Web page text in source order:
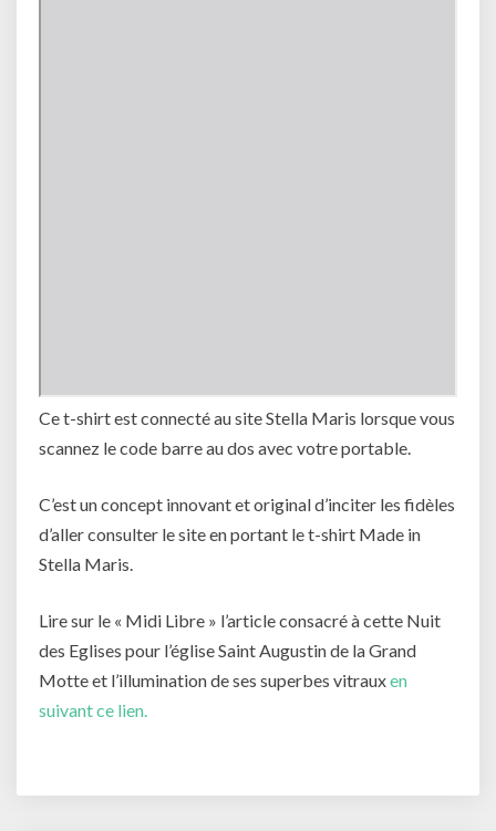
Ce t-shirt est connecté au site Stella Maris lorsque vous
scannez le code barre au dos avec votre portable.
C’est un concept innovant et original d’inciter les fidèles
d’aller consulter le site en portant le t-shirt Made in
Stella Maris.
Lire sur le « Midi Libre » l’article consacré à cette Nuit
des Eglises pour l’église Saint Augustin de la Grand
Motte et l’illumination de ses superbes vitrauxen
suivant ce lien.